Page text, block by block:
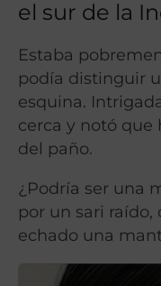
el sur de la
Estaba
podía distinguir
esquina.
cerca y notó que
del paño.
¿Podría ser una
por un sari
echado una